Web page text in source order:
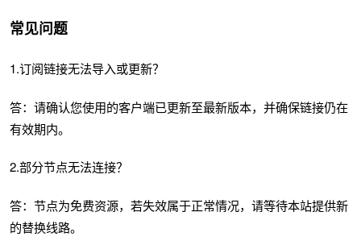
常见问题
1.订阅链接无法导入或更新？
答：请确认您使用的客户端已更新至最新版本，并确保链接仍在
有效期内。
2.部分节点无法连接？
答：节点为免费资源，若失效属于正常情况，请等待本站提供新
的替换线路。